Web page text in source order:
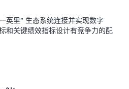
英里” 生态系统连接并实现数字
和关键绩效指标设计有竞争力的配